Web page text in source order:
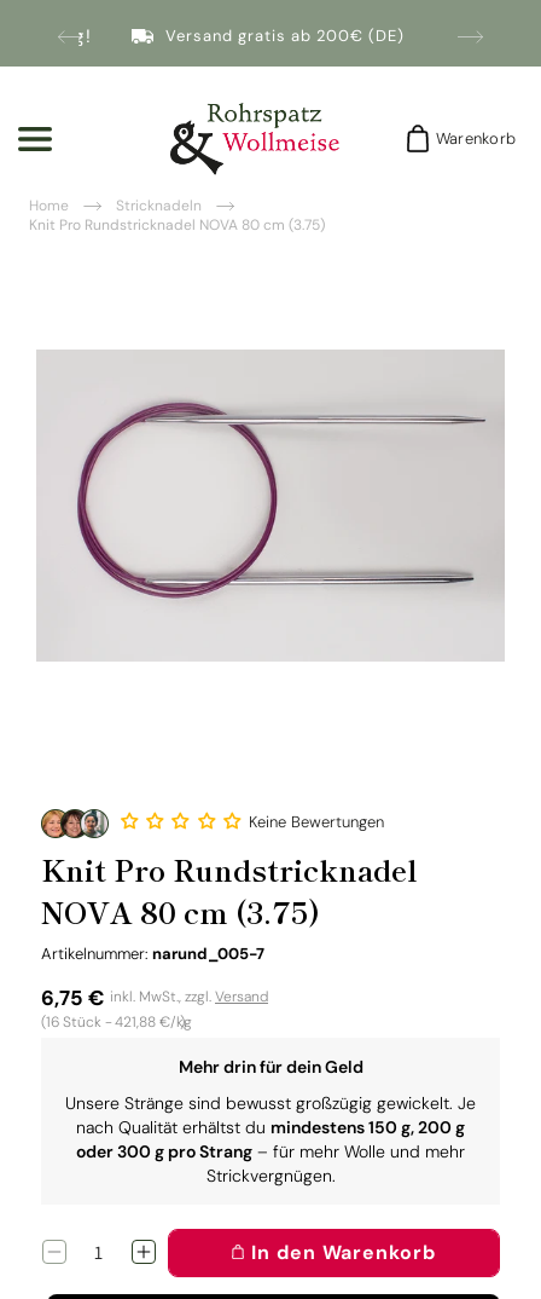
Versand gratis ab 200€ (DE)
Warenkorb
Warenkorb
Home
Stricknadeln
Knit Pro Rundstricknadel NOVA 80 cm (3.75)
Keine Bewertungen
Knit Pro Rundstricknadel
NOVA 80 cm (3.75)
Artikelnummer: SKU:
narund_005-7
Normaler
Preis
6,75 €
(16Stück - Grundpreis
421,88 €/kg
)
inkl. MwSt., zzgl.Versand
Mehr drin für dein Geld
Unsere Stränge sind bewusst großzügig gewickelt. Je
nach Qualität erhältst du mindestens 150 g, 200 g
oder 300 g pro Strang – für mehr Wolle und mehr
Strickvergnügen.
VerringereErhöhe
In den Warenkorb